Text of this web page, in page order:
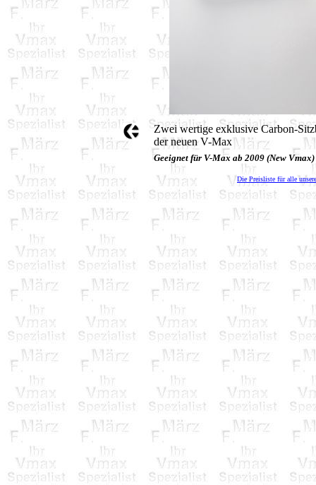
Zwei wertige exklusive Carbon-
der neuen V-Max
Geeignet für V-Max ab 2009 (New Vmax)
Die Preisliste für alle